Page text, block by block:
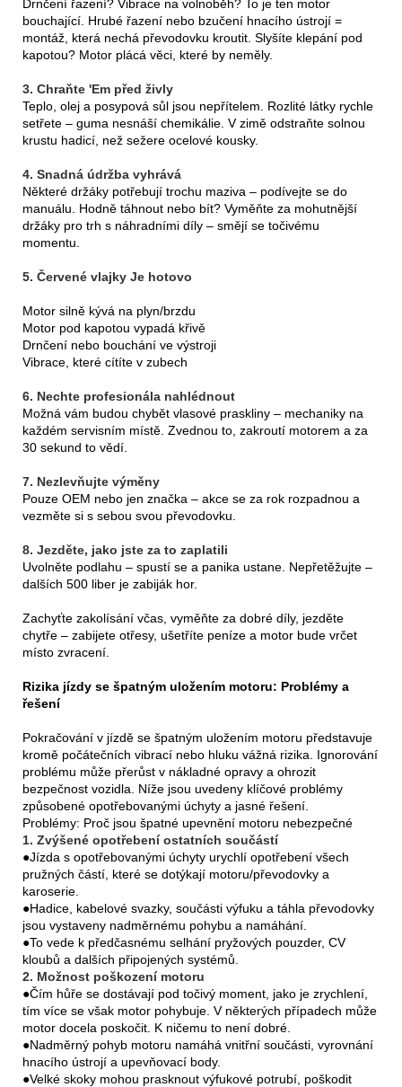
Drnčení řazení? Vibrace na volnoběh? To je ten motor
bouchající. Hrubé řazení nebo bzučení hnacího ústrojí =
montáž, která nechá převodovku kroutit. Slyšíte klepání pod
kapotou? Motor plácá věci, které by neměly.
3. Chraňte 'Em před živly
Teplo, olej a posypová sůl jsou nepřítelem. Rozlité látky rychle
setřete – guma nesnáší chemikálie. V zimě odstraňte solnou
krustu hadicí, než sežere ocelové kousky.
4. Snadná údržba vyhrává
Některé držáky potřebují trochu maziva – podívejte se do
manuálu. Hodně táhnout nebo bít? Vyměňte za mohutnější
držáky pro trh s náhradními díly – smějí se točivému
momentu.
5. Červené vlajky Je hotovo
Motor silně kývá na plyn/brzdu
Motor pod kapotou vypadá křivě
Drnčení nebo bouchání ve výstroji
Vibrace, které cítíte v zubech
6. Nechte profesionála nahlédnout
Možná vám budou chybět vlasové praskliny – mechaniky na
každém servisním místě. Zvednou to, zakroutí motorem a za
30 sekund to vědí.
7. Nezlevňujte výměny
Pouze OEM nebo jen značka – akce se za rok rozpadnou a
vezměte si s sebou svou převodovku.
8. Jezděte, jako jste za to zaplatili
Uvolněte podlahu – spustí se a panika ustane. Nepřetěžujte –
dalších 500 liber je zabiják hor.
Zachyťte zakolísání včas, vyměňte za dobré díly, jezděte
chytře – zabijete otřesy, ušetříte peníze a motor bude vrčet
místo zvracení.
Rizika jízdy se špatným uložením motoru: Problémy a
řešení
Pokračování v jízdě se špatným uložením motoru představuje
kromě počátečních vibrací nebo hluku vážná rizika. Ignorování
problému může přerůst v nákladné opravy a ohrozit
bezpečnost vozidla. Níže jsou uvedeny klíčové problémy
způsobené opotřebovanými úchyty a jasné řešení.
Problémy: Proč jsou špatné upevnění motoru nebezpečné
1. Zvýšené opotřebení ostatních součástí
●Jízda s opotřebovanými úchyty urychlí opotřebení všech
pružných částí, které se dotýkají motoru/převodovky a
karoserie.
●Hadice, kabelové svazky, součásti výfuku a táhla převodovky
jsou vystaveny nadměrnému pohybu a namáhání.
●To vede k předčasnému selhání pryžových pouzder, CV
kloubů a dalších připojených systémů.
2. Možnost poškození motoru
●Čím hůře se dostávají pod točivý moment, jako je zrychlení,
tím více se však motor pohybuje. V některých případech může
motor docela poskočit. K ničemu to není dobré.
●Nadměrný pohyb motoru namáhá vnitřní součásti, vyrovnání
hnacího ústrojí a upevňovací body.
●Velké skoky mohou prasknout výfukové potrubí, poškodit